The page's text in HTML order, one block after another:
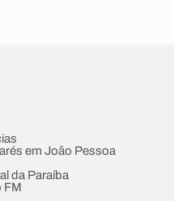
em João Pessoa
da Paraíba
FM